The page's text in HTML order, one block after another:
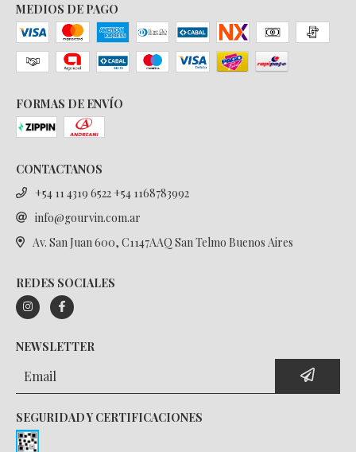
MEDIOS DE PAGO
FORMAS DE ENVÍO
CONTACTANOS
+54 11 4319 6522 +54 1168783992
info@gourvin.com.ar
Av. San Juan 600, C1147AAQ San Telmo Buenos Aires
REDES SOCIALES
NEWSLETTER
SEGURIDAD Y CERTIFICACIONES